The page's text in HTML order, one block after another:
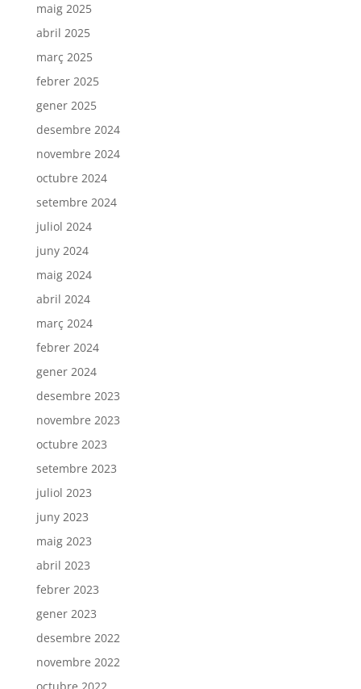
maig 2025
abril 2025
març 2025
febrer 2025
gener 2025
desembre 2024
novembre 2024
octubre 2024
setembre 2024
juliol 2024
juny 2024
maig 2024
abril 2024
març 2024
febrer 2024
gener 2024
desembre 2023
novembre 2023
octubre 2023
setembre 2023
juliol 2023
juny 2023
maig 2023
abril 2023
febrer 2023
gener 2023
desembre 2022
novembre 2022